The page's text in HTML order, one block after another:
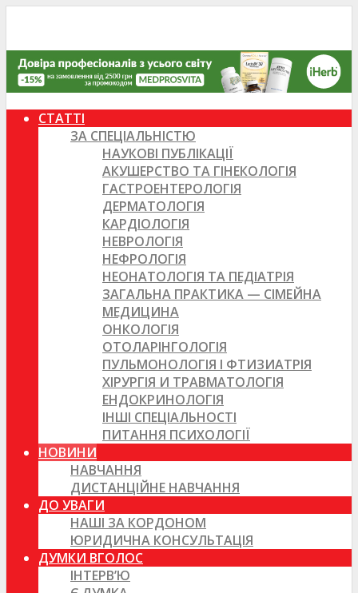
СТАТТІ
ЗА СПЕЦІАЛЬНІСТЮ
НАУКОВІ ПУБЛІКАЦІЇ
АКУШЕРСТВО ТА ГІНЕКОЛОГІЯ
ГАСТРОЕНТЕРОЛОГІЯ
ДЕРМАТОЛОГІЯ
КАРДІОЛОГІЯ
НЕВРОЛОГІЯ
НЕФРОЛОГІЯ
НЕОНАТОЛОГІЯ ТА ПЕДІАТРІЯ
ЗАГАЛЬНА ПРАКТИКА — СІМЕЙНА
МЕДИЦИНА
ОНКОЛОГІЯ
ОТОЛАРІНГОЛОГІЯ
ПУЛЬМОНОЛОГІЯ І ФТИЗИАТРІЯ
ХІРУРГІЯ И ТРАВМАТОЛОГІЯ
ЕНДОКРИНОЛОГІЯ
ІНШІ СПЕЦІАЛЬНОСТІ
ПИТАННЯ ПСИХОЛОГІЇ
НОВИНИ
НАВЧАННЯ
ДИСТАНЦІЙНЕ НАВЧАННЯ
ДО УВАГИ
НАШІ ЗА КОРДОНОМ
ЮРИДИЧНА КОНСУЛЬТАЦІЯ
ДУМКИ ВГОЛОС
ІНТЕРВ’Ю